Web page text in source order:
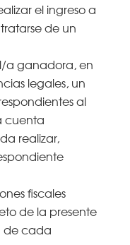
el ingreso a
de un
a ganadora, en
legales, un
al
cuenta
realizar,
fiscales
de la presente
de cada